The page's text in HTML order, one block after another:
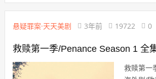
悬疑罪案·天天美剧 3年前 19722 0
救赎第一季/Penance Season 1 全
救赎第一